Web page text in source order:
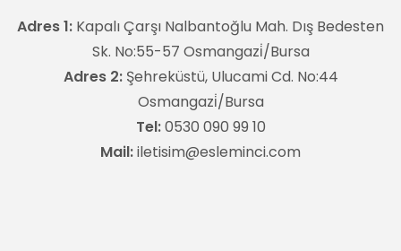
Adres 1: Kapalı Çarşı Nalbantoğlu Mah. Dış Bedesten
Sk. No:55-57 Osmangazi̇/Bursa
Adres 2:Şehreküstü, Ulucami Cd. No:44
Osmangazi̇/Bursa
Tel:0530 090 99 10
Mail:iletisim@esleminci.com